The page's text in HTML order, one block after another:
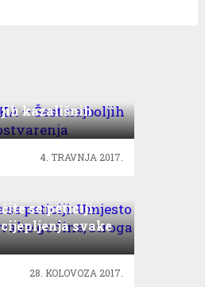
kazališnih
4. TRAVNJA 2017.
se peticiji:
svake
stroga kontrola
28. KOLOVOZA 2017.